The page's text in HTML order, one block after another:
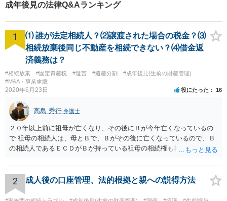
成年後見の法律Q&Aランキング
1
⑴ 誰が法定相続人？⑵譲渡された場合の税金？⑶
相続放棄後同じ不動産を相続できない？⑷借金返
済義務は？
#相続放棄 #固定資産税 #遺言 #遺産分割
#成年後見(生前の財産管理)
#M&A・事業承継
2020年6月23日 役にたった 16
高島 秀行 弁護士
２０年以上前に祖母が亡くなり、その後にＢが今年亡くなっているの
で 祖母の相続人は、母とＢで、Ｂがその後に亡くなっているので、Ｂ
の相続人であるＥＣＤがＢが持っている祖母の相続権も相続すること
Ｅも行う必要があります。 Ｂの配偶者であるＥは常にＢの相続人とな
ります。
2 成人後の口座管理、法的根拠と親への説得方法